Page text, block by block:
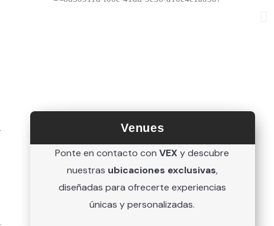
Venues
Ponte en contacto conVEX y descubre
nuestras ubicaciones exclusivas,
diseñadas para ofrecerte experiencias
únicas y personalizadas.